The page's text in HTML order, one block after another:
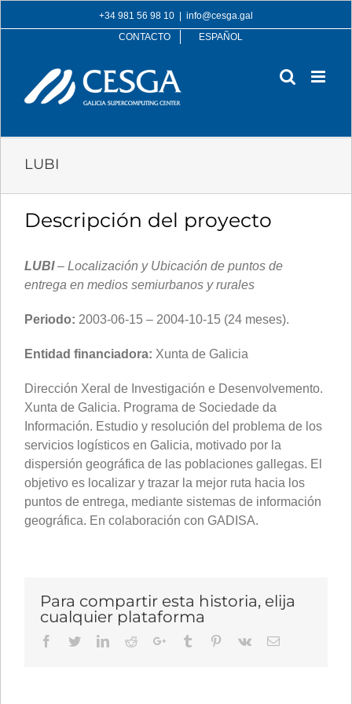
to
+34 981 56 98 10
info@cesga.gal
CONTACTO
ESPAÑOL
LUBI
Descripción del proyecto
LUBI– Localización y Ubicación de puntos de
entrega en medios semiurbanos y rurales
Periodo: 2003-06-15 – 2004-10-15 (24 meses).
Entidad financiadora: Xunta de Galicia
Dirección Xeral de Investigación e Desenvolvemento.
Xunta de Galicia. Programa de Sociedade da
Información. Estudio y resolución del problema de los
servicios logísticos en Galicia, motivado por la
dispersión geográfica de las poblaciones gallegas. El
objetivo es localizar y trazar la mejor ruta hacia los
puntos de entrega, mediante sistemas de información
geográfica. En colaboración con GADISA.
Para compartir esta historia, elija
cualquier plataforma
Facebook
TwitterLinkedIn
RedditGoogle+Tumblr Pinterest
Vk Email